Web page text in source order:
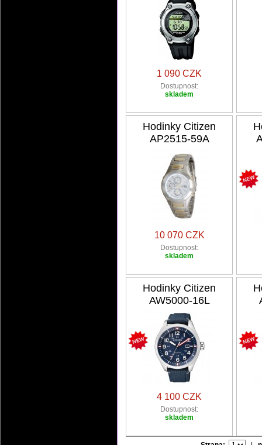
1 090 CZK
Dostupnost:
skladem
Hodinky Citizen
AP2515-59A
10 070 CZK
Dostupnost:
skladem
Hodinky Citizen
AW5000-16L
4 100 CZK
Dostupnost:
skladem